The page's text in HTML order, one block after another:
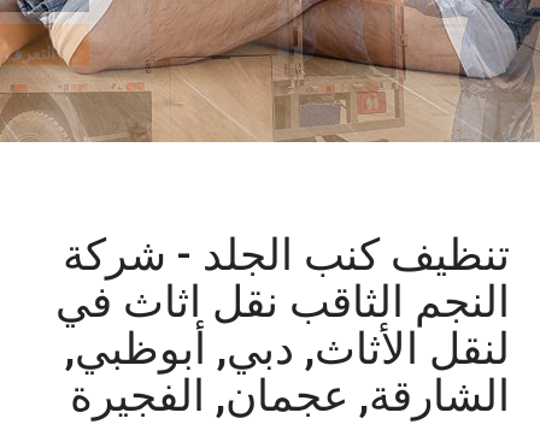
التعرف
تنظيف كنب الجلد - شركة
النجم الثاقب نقل اثاث في
لنقل الأثاث, دبي, أبوظبي,
الشارقة, عجمان, الفجيرة